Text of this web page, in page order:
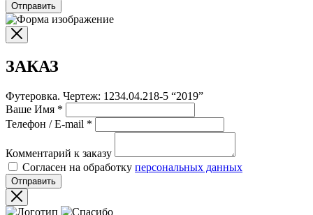
Отправить
ЗАКАЗ
Футеровка. Чертеж: 1234.04.218-5 “2019”
Ваше Имя *
Телефон / E-mail *
Комментарий к заказу
Согласен на обработку персональных данных
Отправить